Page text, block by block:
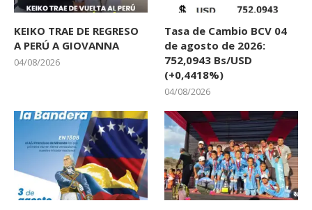
KEIKO TRAE DE REGRESO
A PERÚ A GIOVANNA
04/08/2026
Tasa de Cambio BCV 04
de agosto de 2026:
752,0943 Bs/USD
(+0,4418%)
04/08/2026